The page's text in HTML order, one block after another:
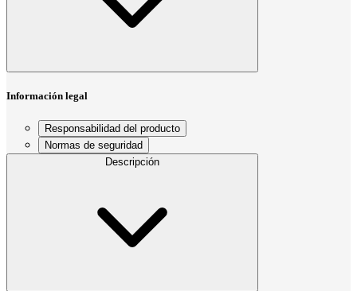
Información legal
Responsabilidad del producto
Normas de seguridad
Descripción